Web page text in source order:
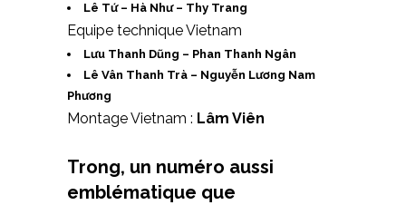
Lê Tứ – Hà Như – Thy Trang
Equipe technique Vietnam
Lưu Thanh Dũng – Phan Thanh Ngân
Lê Vân Thanh Trà – Nguyễn Lương Nam
Phương
Montage Vietnam : Lâm Viên
Trong, un numéro aussi
emblématique que